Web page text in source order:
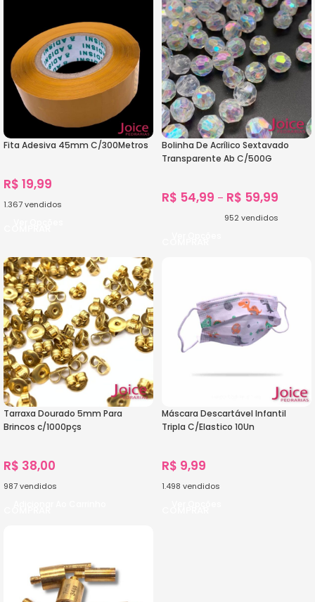
Fita Adesiva 45mm C/300Metros
R$ 19,99
1.367vendidos
Bolinha De Acrílico Sextavado
Transparente Ab C/500G
R$ 54,99 – R$ 59,99
952 vendidos
Tarraxa Dourado 5mm Para
Brincos c/1000pçs
R$ 38,00
987vendidos
Máscara Descartável Infantil
Tripla C/Elastico 10Un
R$ 9,99
1.498 vendidos